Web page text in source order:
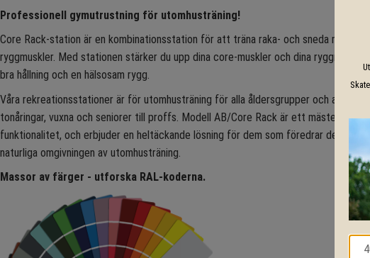
Professionell gymutrustning för utomhusträning!
Core Rack-station är en kombinationsstation för att träna raka- och sneda
ryggmuskler. Med stationen stärker du upp dina core-muskler och dina ryggmuskler
bra hållning och en hälsosam rygg.
Våra rekreationsstationer är för utomhusträning för alla åldersgrupper och alla
tonåringar, vuxna och seniorer till proffs. Modell AB/Core Rack är ett mästerverk
funktionalitet, och erbjuder en heltäckande lösning för dem som föredrar den
naturliga omgivningen av utomhusträning.
Massor av färger - utforska RAL-koderna.